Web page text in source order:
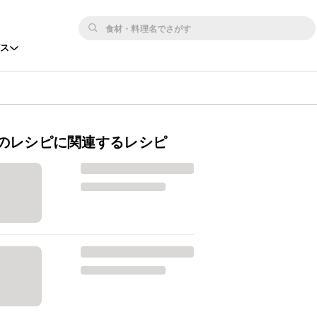
レシピに関連するレシピ